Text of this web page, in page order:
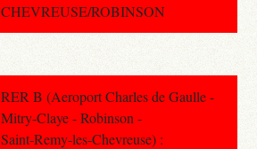
CHEVREUSE/ROBINSON
RER B (Aeroport Charles de Gaulle -
Mitry-Claye - Robinson -
Saint-Remy-les-Chevreuse) :